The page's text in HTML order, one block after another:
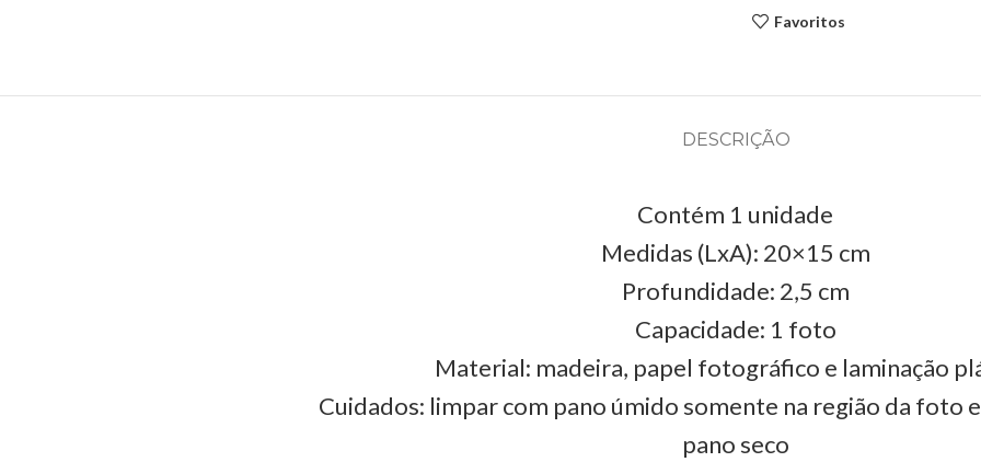
Favoritos
DESCRIÇÃO
Contém 1 unidade
Medidas (LxA): 20×15 cm
Profundidade: 2,5 cm
Capacidade: 1 foto
Material: madeira, papel fotográfico e laminação
Cuidados: limpar com pano úmido somente na região da foto
pano seco